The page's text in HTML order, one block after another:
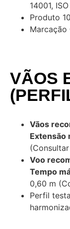
14001,
Produto
Marcação
VÃOS
Vãos
Extensão
Voo
Tempo
0,60 m
Perfil